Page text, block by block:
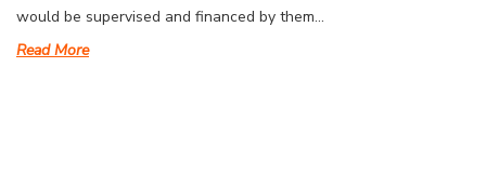
would be supervised and financed by them...
Read More